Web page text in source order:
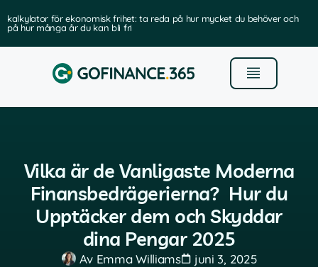
kalkylator för ekonomisk frihet: ta reda på hur mycket du behöver och
på hur många år du kan bli fri
Vilka är de Vanligaste Moderna
Finansbedrägerierna? Hur du
Upptäcker dem och Skyddar
dina Pengar 2025
Av Emma Williams juni 3, 2025